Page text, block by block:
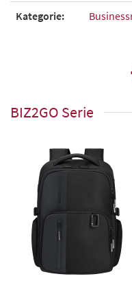
Kategorie:
BIZ2GO Serie